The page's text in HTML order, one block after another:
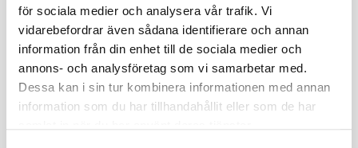
för sociala medier och analysera vår trafik. Vi
vidarebefordrar även sådana identifierare och annan
information från din enhet till de sociala medier och
annons- och analysföretag som vi samarbetar med.
Dessa kan i sin tur kombinera informationen med annan
information som du har tillhandahållit eller som de har
Däcket levereras med standard plåtfälg.
Slanglöst.
Specifikationer
Miljöavgif
t
Miljöavgift 25 kr inkl moms ingår i
priset